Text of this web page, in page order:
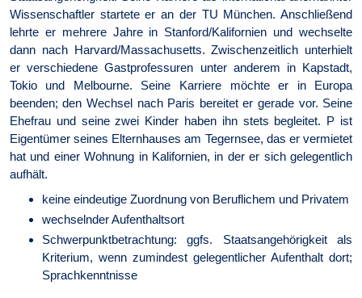
Wissenschaftler startete er an der TU München. Anschließend
lehrte er mehrere Jahre in Stanford/Kalifornien und wechselte
dann nach Harvard/Massachusetts. Zwischenzeitlich unterhielt
er verschiedene Gastprofessuren unter anderem in Kapstadt,
Tokio und Melbourne. Seine Karriere möchte er in Europa
beenden; den Wechsel nach Paris bereitet er gerade vor. Seine
Ehefrau und seine zwei Kinder haben ihn stets begleitet. P ist
Eigentümer seines Elternhauses am Tegernsee, das er vermietet
hat und einer Wohnung in Kalifornien, in der er sich gelegentlich
aufhält.
keine eindeutige Zuordnung von Beruflichem und Privatem
wechselnder Aufenthaltsort
Schwerpunktbetrachtung: ggfs. Staatsangehörigkeit als
Kriterium, wenn zumindest gelegentlicher Aufenthalt dort;
Sprachkenntnisse